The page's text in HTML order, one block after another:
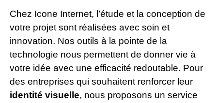
Chez Icone Internet, l’étude et la conception de
votre projet sont réalisées avec soin et
innovation. Nos outils à la pointe de la
technologie nous permettent de donner vie à
votre idée avec une efficacité redoutable. Pour
des entreprises qui souhaitent renforcer leur
identité visuelle, nous proposons un service